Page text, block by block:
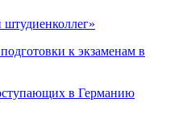
штудиенколлег»
к экзаменам в
в Германию